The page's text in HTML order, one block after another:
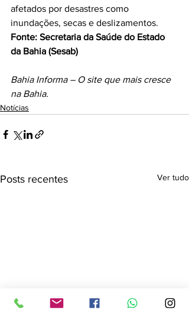
afetados por desastres como
inundações, secas e deslizamentos.
Fonte: Secretaria da Saúde do Estado
da Bahia (Sesab)
Bahia Informa – O site que mais cresce
na Bahia.
Notícias
Posts recentes Ver tudo